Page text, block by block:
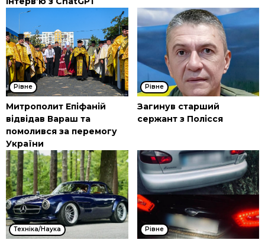
Рівне
Митрополит Епіфаній
відвідав Вараш та
помолився за перемогу
України
Рівне
Загинув старший
сержант з Полісся
Техніка/Наука Рівне